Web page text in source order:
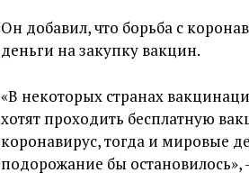
Он добавил, что борьба с
деньги на закупку вакцин.
«В некоторых странах
хотят проходить бесплатную
коронавирус, тогда и мировые
подорожание бы остановилось»,